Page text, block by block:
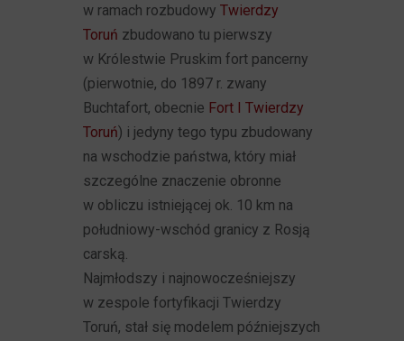
w ramach rozbudowyTwierdzy
Toruń zbudowano tu pierwszy
w Królestwie Pruskim fort pancerny
(pierwotnie, do 1897 r. zwany
Buchtafort, obecnie Fort I Twierdzy
Toruń) i jedyny tego typu zbudowany
na wschodzie państwa, który miał
szczególne znaczenie obronne
w obliczu istniejącej ok. 10 km na
południowy-wschód granicy z Rosją
carską.
Najmłodszy i najnowocześniejszy
w zespole fortyfikacji Twierdzy
Toruń, stał się modelem późniejszych